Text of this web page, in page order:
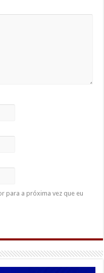
para a próxima vez que eu